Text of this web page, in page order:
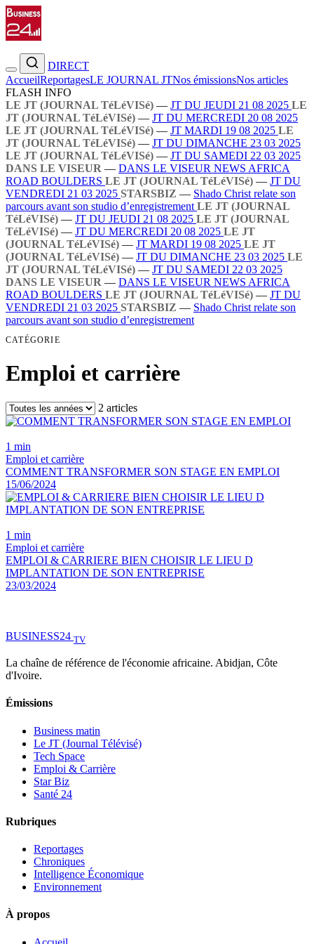
DIRECT
AccueilReportagesLE JOURNAL JTNos émissionsNos articles
FLASH INFO
LE JT (JOURNAL TéLéVISé) — JT DU JEUDI 21 08 2025 LE
JT (JOURNAL TéLéVISé) — JT DU MERCREDI 20 08 2025
LE JT (JOURNAL TéLéVISé) — JT MARDI 19 08 2025 LE
JT (JOURNAL TéLéVISé) — JT DU DIMANCHE 23 03 2025
LE JT (JOURNAL TéLéVISé) — JT DU SAMEDI 22 03 2025
DANS LE VISEUR — DANS LE VISEUR NEWS AFRICA
ROAD BOULDERS LE JT (JOURNAL TéLéVISé) — JT DU
VENDREDI 21 03 2025 STARSBIZ — Shado Christ relate son
parcours avant son studio d’enregistrement LE JT (JOURNAL
TéLéVISé) — JT DU JEUDI 21 08 2025 LE JT (JOURNAL
TéLéVISé) — JT DU MERCREDI 20 08 2025 LE JT
(JOURNAL TéLéVISé) — JT MARDI 19 08 2025 LE JT
(JOURNAL TéLéVISé) — JT DU DIMANCHE 23 03 2025 LE
JT (JOURNAL TéLéVISé) — JT DU SAMEDI 22 03 2025
DANS LE VISEUR — DANS LE VISEUR NEWS AFRICA
ROAD BOULDERS LE JT (JOURNAL TéLéVISé) — JT DU
VENDREDI 21 03 2025 STARSBIZ — Shado Christ relate son
parcours avant son studio d’enregistrement
CATÉGORIE
Emploi et carrière
2 articles
1 min
Emploi et carrière
COMMENT TRANSFORMER SON STAGE EN EMPLOI
15/06/2024
1 min
Emploi et carrière
EMPLOI & CARRIERE BIEN CHOISIR LE LIEU D
IMPLANTATION DE SON ENTREPRISE
23/03/2024
BUSINESS24 TV
La chaîne de référence de l'économie africaine. Abidjan, Côte
d'Ivoire.
Émissions
Business matin
Le JT (Journal Télévisé)
Tech Space
Emploi & Carrière
Star Biz
Santé 24
Rubriques
Reportages
Chroniques
Intelligence Économique
Environnement
À propos